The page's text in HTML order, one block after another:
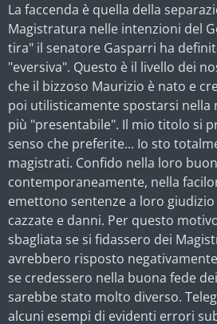
La faccenda è quella della
Magistratura nelle intenzioni del
tira" il senatore Gasparri ha
"eversiva". Questo è il livello dei
che il bizzoso Maurizio è nato e
poi utilisticamente spostarsi nella
più "presentabile". Il mio titolo si
senso che preferite... Io sto
magistrati. Confido nella loro
contemporaneamente, nella
emettono sentenze a loro
cazzate e danni. Per questo
sbagliata se si fidassero dei
avrebbero risposto
se credessero nella buona fede
sarebbe stato molto diverso.
alcuni esempi di evidenti errori